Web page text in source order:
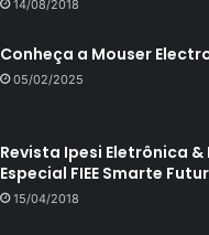
14/08/2018
Conheça a Mouser
05/02/2025
Revista Ipesi Eletrônica
Especial FIEE Smarte
15/04/2018